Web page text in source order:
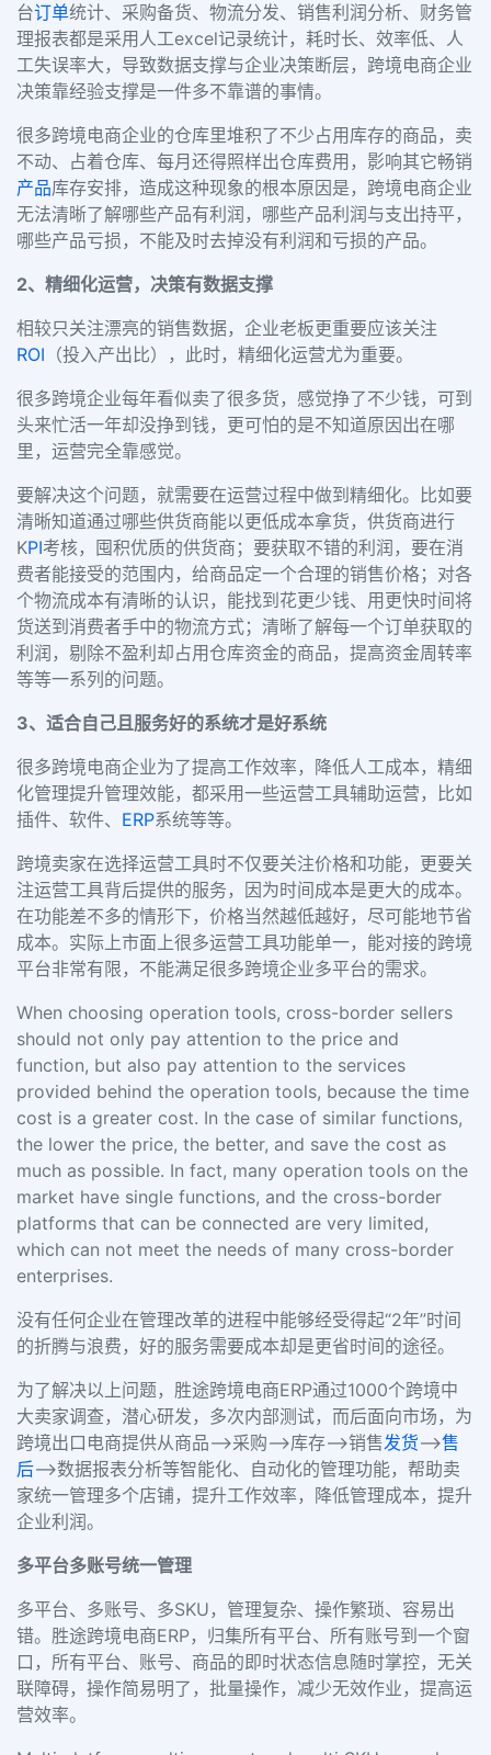
台订单统计、采购备货、物流分发、销售利润分析、财务管
理报表都是采用人工excel记录统计，耗时长、效率低、人
工失误率大，导致数据支撑与企业决策断层，跨境电商企业
决策靠经验支撑是一件多不靠谱的事情。
很多跨境电商企业的仓库里堆积了不少占用库存的商品，卖
不动、占着仓库、每月还得照样出仓库费用，影响其它畅销
产品库存安排，造成这种现象的根本原因是，跨境电商企业
无法清晰了解哪些产品有利润，哪些产品利润与支出持平，
哪些产品亏损，不能及时去掉没有利润和亏损的产品。
2、精细化运营，决策有数据支撑
相较只关注漂亮的销售数据，企业老板更重要应该关注
ROI （投入产出比），此时，精细化运营尤为重要。
很多跨境企业每年看似卖了很多货，感觉挣了不少钱，可到
头来忙活一年却没挣到钱，更可怕的是不知道原因出在哪
里，运营完全靠感觉。
要解决这个问题，就需要在运营过程中做到精细化。比如要
清晰知道通过哪些供货商能以更低成本拿货，供货商进行
KPI考核，囤积优质的供货商；要获取不错的利润，要在消
费者能接受的范围内，给商品定一个合理的销售价格；对各
个物流成本有清晰的认识，能找到花更少钱、用更快时间将
货送到消费者手中的物流方式；清晰了解每一个订单获取的
利润，剔除不盈利却占用仓库资金的商品，提高资金周转率
等等一系列的问题。
3、适合自己且服务好的系统才是好系统
很多跨境电商企业为了提高工作效率，降低人工成本，精细
化管理提升管理效能，都采用一些运营工具辅助运营，比如
插件、软件、 ERP系统等等。
跨境卖家在选择运营工具时不仅要关注价格和功能，更要关
注运营工具背后提供的服务，因为时间成本是更大的成本。
在功能差不多的情形下，价格当然越低越好，尽可能地节省
成本。实际上市面上很多运营工具功能单一，能对接的跨境
平台非常有限，不能满足很多跨境企业多平台的需求。
When choosing operation tools, cross-border sellers
should not only pay attention to the price and
function, but also pay attention to the services
provided behind the operation tools, because the time
cost is a greater cost. In the case of similar functions,
the lower the price, the better, and save the cost as
much as possible. In fact, many operation tools on the
market have single functions, and the cross-border
platforms that can be connected are very limited,
which can not meet the needs of many cross-border
enterprises.
没有任何企业在管理改革的进程中能够经受得起“2年”时间
的折腾与浪费，好的服务需要成本却是更省时间的途径。
为了解决以上问题，胜途跨境电商ERP通过1000个跨境中
大卖家调查，潜心研发，多次内部测试，而后面向市场，为
跨境出口电商提供从商品—>采购—>库存—>销售发货—>售
后—>数据报表分析等智能化、自动化的管理功能，帮助卖
家统一管理多个店铺，提升工作效率，降低管理成本，提升
企业利润。
多平台多账号统一管理
多平台、多账号、多SKU，管理复杂、操作繁琐、容易出
错。胜途跨境电商ERP，归集所有平台、所有账号到一个窗
口，所有平台、账号、商品的即时状态信息随时掌控，无关
联障碍，操作简易明了，批量操作，减少无效作业，提高运
营效率。